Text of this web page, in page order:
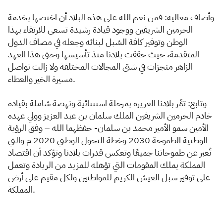
وأضاف معاليه: فمن نعم الله على هذه البلاد أن اختصها بخدمة
الحرمين الشريفين ووجود قيادة رشيدة تسعى للارتقاء بهذا
الوطن وتوفير كافة السُبل لبنائه وجعله في مصاف الدول
المتقدمة، حيث حققت بلادنا منذ تأسيسها وحتى هذا العهد
الزاهر منجزات في شتى المجالات المختلفة ولا زالت تواصل
مسيرة الخير والعطاء.
وتابع: تمُّر بلادنا العزيزة بمرحلة استثنائية ونهضة شاملة بقيادة
خادم الحرمين الشريفين الملك سلمان بن عبد العزيز وولي عهده
الأمين سمو الأمير محمد بن سلمان- حفظهما الله – وفق الرؤية
الوطنية الطموحة 2030 وخطة التحول الوطني 2020 م والتي
تُعبر عن طموحاتنا جميعًا وتعكس قدرات بلادنا وتؤكد أن اقتصاد
المملكة يملك المقومات التي تؤهله للمزيد من الريادة وتعمل
على توفير سبل العيش الكريم للمواطنين ولكل مقيم على أرض
المملكة.